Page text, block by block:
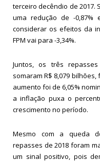
terceiro decêndio de 2017.
uma redução de -0,87%
considerar os efeitos da
FPM vai para -3,34%.
Juntos, os três
somaram R$ 8,079 bilhões,
aumento foi de 6,05%
a inflação puxa o
crescimento no período.
Mesmo com a queda
repasses de 2018 foram
um sinal positivo, pois